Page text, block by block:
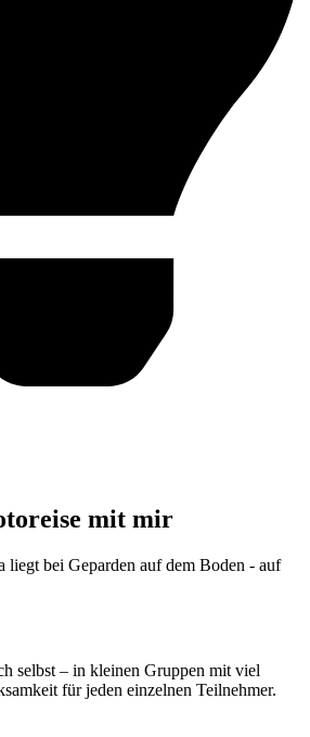
mit mir
selbst – in kleinen Gruppen mit viel
für jeden einzelnen Teilnehmer.